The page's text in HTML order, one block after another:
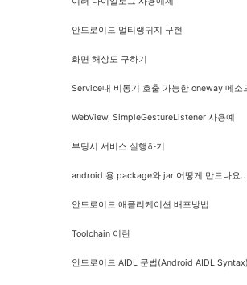
안드로이드 멀티랭귀지 구현
화면 해상도 구하기
Service내 비동기 호출 가능한 oneway 메소
WebView, SimpleGestureListener 사용예
부팅시 서비스 실행하기
android 용 package와 jar 어떻게 만드나요..
안드로이드 애플리케이션 배포방법
Toolchain 이란
안드로이드 AIDL 문법(Android AIDL Syntax)